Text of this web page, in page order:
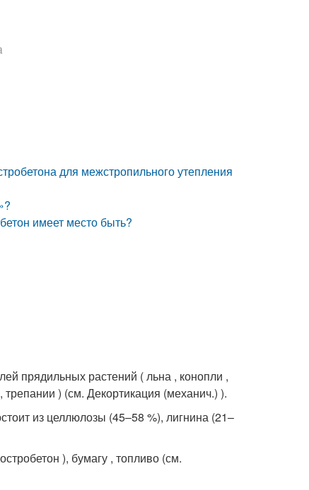
для межстропильного утепления
имеет место быть?
прядильных растений ( льна , конопли ,
) (см. Декортикация (механич.) ).
из целлюлозы (45–58 %), лигнина (21–
), бумагу , топливо (см.